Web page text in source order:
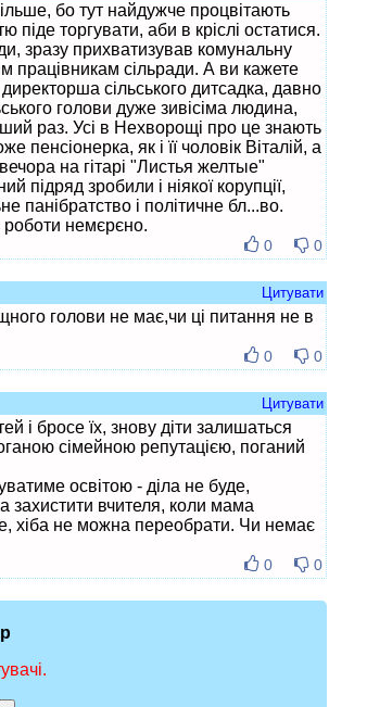
бо тут найдужче процвітають
піде торгувати, аби в кріслі остатися.
зразу прихватизував комунальну
працівникам сільради. А ви кажете
сільського дитсадка, давно
голови дуже зивісіма людина,
раз. Усі в Нехворощі про це знають
як і її чоловік Віталій, а
на гітарі "Листья желтые"
підряд зробили і ніякої корупції,
панібратство і політичне бл...во.
роботи немєрєно.
0 0
Цитувати
голови не має,чи ці питання не в
0 0
Цитувати
і бросе їх, знову діти залишаться
сімейною репутацією, поганий
освітою - діла не буде,
захистити вчителя, коли мама
хіба не можна переобрати. Чи немає
0 0